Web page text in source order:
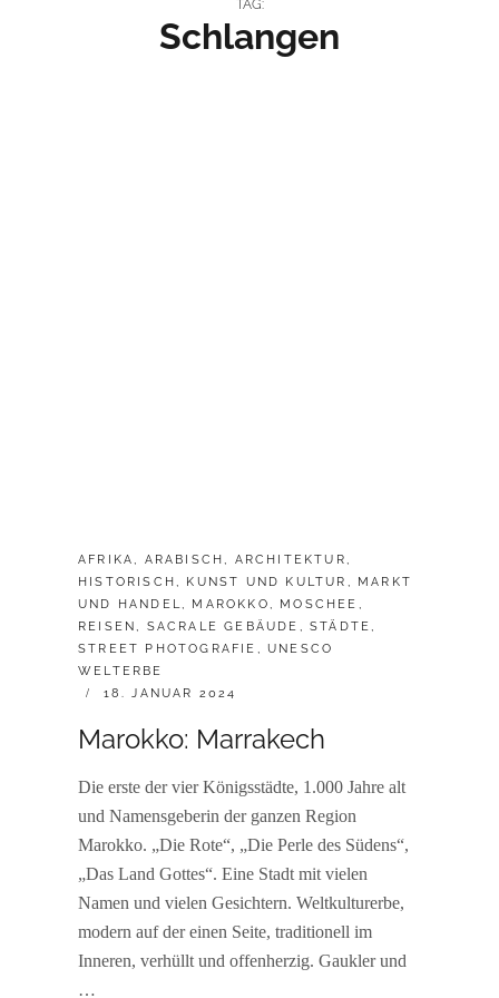
TAG:
Schlangen
CATEGORIES:
AFRIKA, ARABISCH, ARCHITEKTUR,
HISTORISCH, KUNST UND KULTUR , MARKT
UND HANDEL, MAROKKO, MOSCHEE ,
REISEN, SACRALE GEBÄUDE ,STÄDTE,
STREET PHOTOGRAFIE ,UNESCO
WELTERBE
POSTED
18. JANUAR 2024
Marokko: Marrakech
Die erste der vier Königsstädte, 1.000 Jahre alt
und Namensgeberin der ganzen Region
Marokko. „Die Rote“, „Die Perle des Südens“,
„Das Land Gottes“. Eine Stadt mit vielen
Namen und vielen Gesichtern. Weltkulturerbe,
modern auf der einen Seite, traditionell im
Inneren, verhüllt und offenherzig. Gaukler und
…